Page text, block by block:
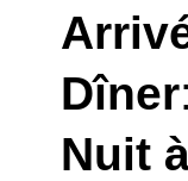
Dîner
Nuit